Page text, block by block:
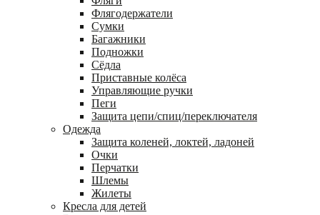
Флягодержатели
Сумки
Багажники
Подножки
Сёдла
Приставные колёса
Управляющие ручки
Пеги
Защита цепи/спиц/переключателя
Одежда
Защита коленей, локтей, ладоней
Очки
Перчатки
Шлемы
Жилеты
Кресла для детей